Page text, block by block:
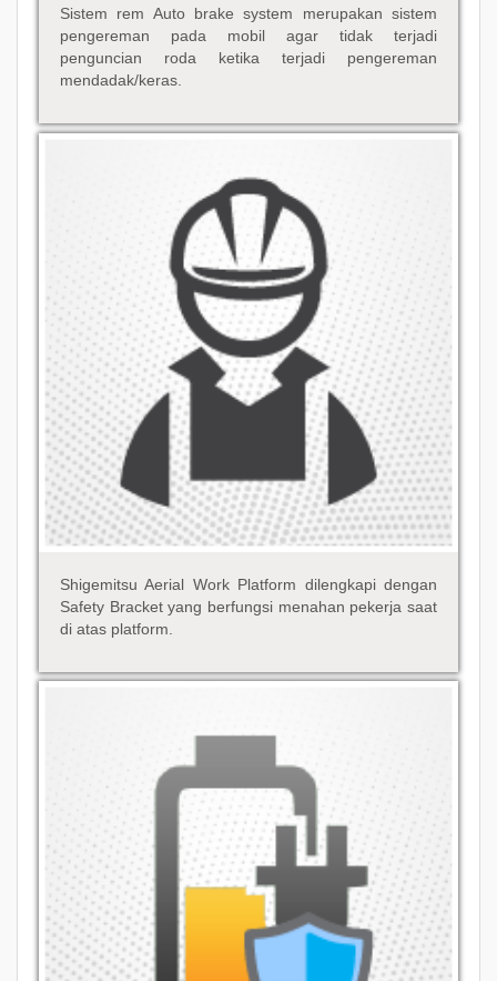
Sistem rem Auto brake system merupakan sistem
pengereman pada mobil agar tidak terjadi
penguncian roda ketika terjadi pengereman
mendadak/keras.
Shigemitsu Aerial Work Platform dilengkapi dengan
Safety Bracket yang berfungsi menahan pekerja saat
di atas platform.